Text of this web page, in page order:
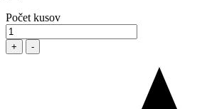
Počet kusov
+ -